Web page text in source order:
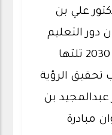
علي بن
دور التعليم
في تحقيق رؤية المملكة 2030 تلتها
الرؤية
عبدالمجيد بن
مبادرة